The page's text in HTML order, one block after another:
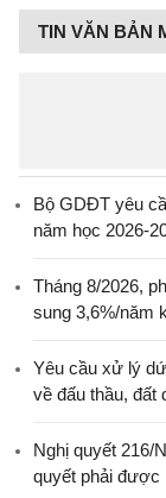
TIN VĂN BẢN
Bộ GDĐT yêu
năm học 2026-
Tháng 8/2026,
sung 3,6%/năm
Yêu cầu xử lý
về đấu thầu, đất
Nghị quyết 216/
quyết phải được